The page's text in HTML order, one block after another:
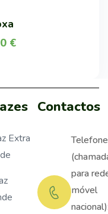
€
Extra
Contactos
Telefone
para
móvel